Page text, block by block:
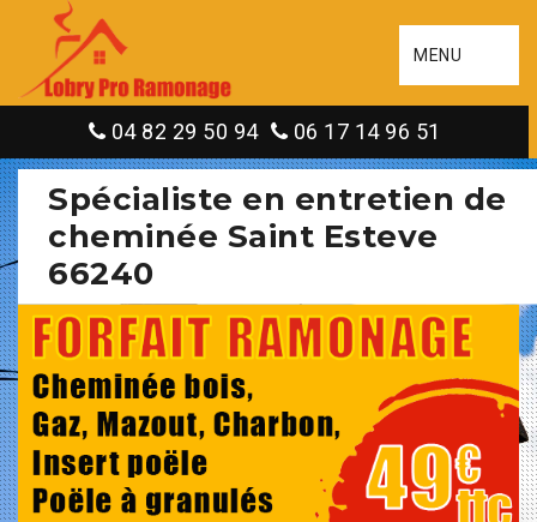
MENU
04 82 29 50 94 06 17 14 96 51
Spécialiste en entretien de
cheminée Saint Esteve
66240